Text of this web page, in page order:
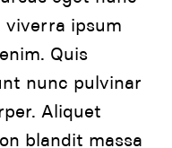
viverra ipsum
Quis
nunc pulvinar
Aliquet
blandit massa